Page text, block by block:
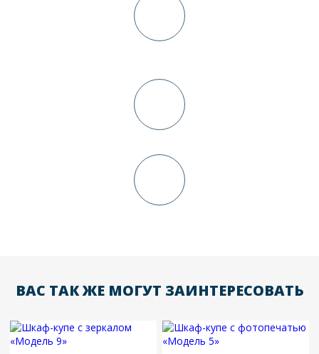
ВАС ТАК ЖЕ МОГУТ ЗАИНТЕРЕСОВАТЬ